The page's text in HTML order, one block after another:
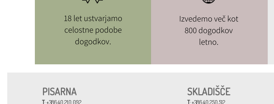
PISARNA
T: +386 40 210 092
SKLADIŠČE
T: +386 40 250 512